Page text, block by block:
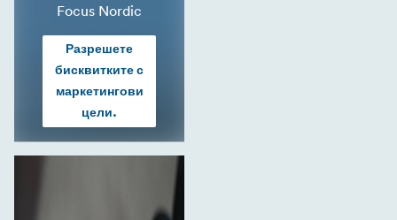
Focus Nordic
Разрешете
бисквитките с
маркетингови
цели.